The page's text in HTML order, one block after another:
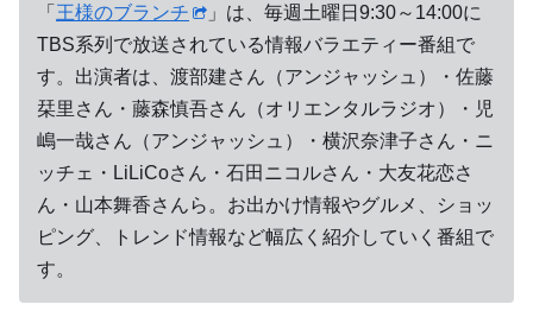
「 王様のブランチ
」は、毎週土曜日9:30～14:00に
TBS系列で放送されている情報バラエティー番組で
す。出演者は、渡部建さん（アンジャッシュ）・佐藤
栞里さん・藤森慎吾さん（オリエンタルラジオ）・児
嶋一哉さん（アンジャッシュ）・横沢奈津子さん・ニ
ッチェ・LiLiCoさん・石田ニコルさん・大友花恋さ
ん・山本舞香さんら。お出かけ情報やグルメ、ショッ
ピング、トレンド情報など幅広く紹介していく番組で
す。